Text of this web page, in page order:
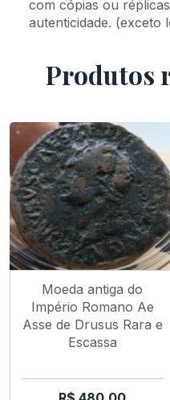
RPC I 517; CRE
com cópias ou
autenticidade. (exceto
Produtos
Moeda antiga do
Império Romano Ae
Asse de Drusus Rara e
Escassa